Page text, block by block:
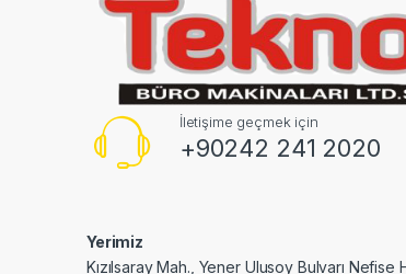
İletişime geçmek için
+90242 241 2020
Yerimiz
Kızılsaray Mah., Yener Ulusoy Bulvarı Nefise